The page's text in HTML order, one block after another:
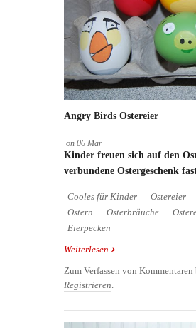
Angry Birds Ostereier
on 06 Mar
Kinder freuen sich auf den
verbundene Ostergeschenk
Cooles für Kinder Ostereier
Ostern
Osterbräuche
Eierpecken
Weiterlesen über Angry Birds
Zum Verfassen von
Registrieren.